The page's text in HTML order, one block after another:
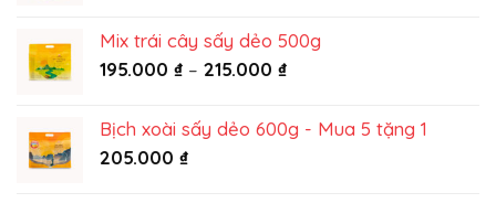
từ
King
Food
Mix trái cây sấy dẻo 500g
195.000 ₫ – 215.000 ₫Khoảng
195.000 ₫
Bịch xoài sấy dẻo 600g - Mua 5 tặng 1
205.000 ₫